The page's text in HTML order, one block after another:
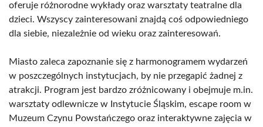
oferuje różnorodne wykłady oraz warsztaty teatralne dla
dzieci. Wszyscy zainteresowani znajdą coś odpowiedniego
dla siebie, niezależnie od wieku oraz zainteresowań.
Miasto zaleca zapoznanie się z harmonogramem wydarzeń
w poszczególnych instytucjach, by nie przegapić żadnej z
atrakcji. Program jest bardzo zróżnicowany i obejmuje m.in.
warsztaty odlewnicze w Instytucie Śląskim, escape room w
Muzeum Czynu Powstańczego oraz interaktywne zajęcia w